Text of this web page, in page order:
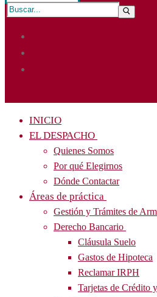
INICIO
EL DESPACHO
Quienes Somos
Por qué Elegirnos
Dónde Contactar
Áreas de práctica
Gestión y Trámites de
Derecho Bancario
Cláusula Suelo
Gastos de Hipoteca
Reclamar IRPH
Tarjetas de Crédito